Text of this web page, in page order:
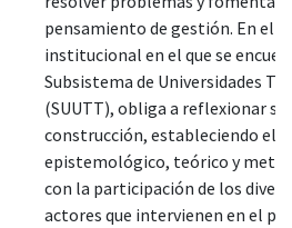
pensamiento de gestión. En el
institucional en el que se
Subsistema de Universidades
(SUUTT), obliga a reflexionar
construcción, estableciendo el
epistemológico, teórico y
con la participación de los
actores que intervienen en el